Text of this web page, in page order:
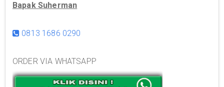
Bapak Suherman
0813 1686 0290
ORDER VIA WHATSAPP